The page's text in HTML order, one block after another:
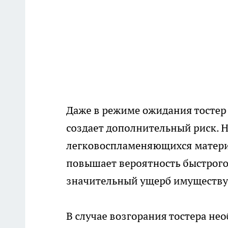
Даже в режиме ожидания
создает дополнительный риск.
легковоспламеняющихся
повышает вероятность
значительный ущерб
В случае возгорания тостера